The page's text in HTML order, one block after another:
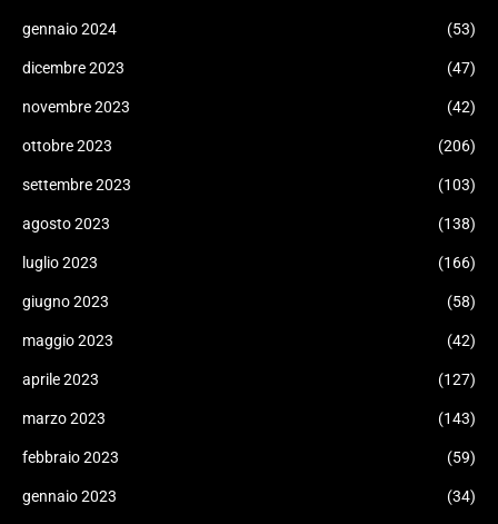
gennaio 2024 (53)
dicembre 2023 (47)
novembre 2023 (42)
ottobre 2023 (206)
settembre 2023 (103)
agosto 2023 (138)
luglio 2023 (166)
giugno 2023 (58)
maggio 2023 (42)
aprile 2023 (127)
marzo 2023 (143)
febbraio 2023 (59)
gennaio 2023 (34)